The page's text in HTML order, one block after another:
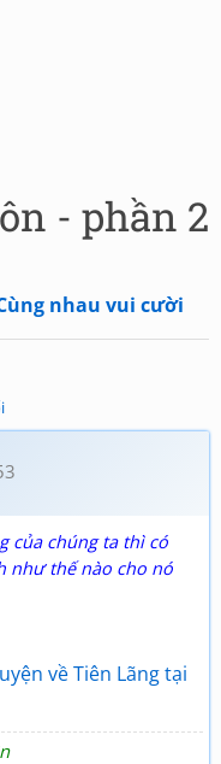
- phần 2
nhau vui cười
của chúng ta thì có
như thế nào cho nó
về Tiên Lãng tại